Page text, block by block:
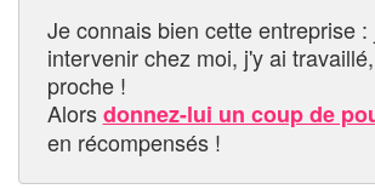
Je connais bien cette entreprise :
intervenir chez moi, j'y ai
proche !
Alorsdonnez-lui un coup de
en récompensés !